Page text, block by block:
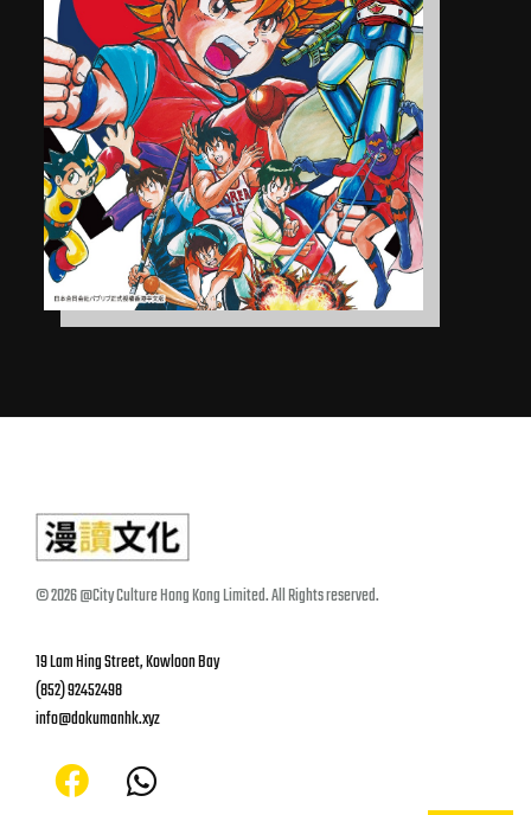
© 2026 @City Culture Hong Kong Limited. All Rights reserved.
19 Lam Hing Street, Kowloon Bay
(852) 92452498
info@dokumanhk.xyz